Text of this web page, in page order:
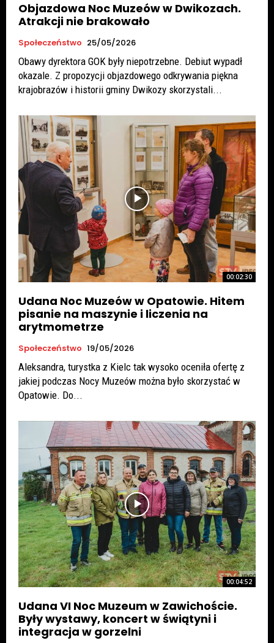
Objazdowa Noc Muzeów w Dwikozach.
Atrakcji nie brakowało
Społeczeństwo 25/05/2026
Obawy dyrektora GOK były niepotrzebne. Debiut wypadł
okazale. Z propozycji objazdowego odkrywania piękna
krajobrazów i historii gminy Dwikozy skorzystali...
00:02:30
Udana Noc Muzeów w Opatowie. Hitem
pisanie na maszynie i liczenia na
arytmometrze
Społeczeństwo 19/05/2026
Aleksandra, turystka z Kielc tak wysoko oceniła ofertę z
jakiej podczas Nocy Muzeów można było skorzystać w
Opatowie. Do...
00:04:52
Udana VI Noc Muzeum w Zawichoście.
Były wystawy, koncert w świątyni i
integracja w gorzelni